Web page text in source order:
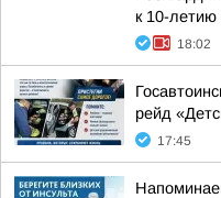
к 10-летию
18:02
рейд
17:45